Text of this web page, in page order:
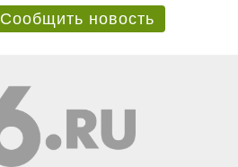
Сообщить новость